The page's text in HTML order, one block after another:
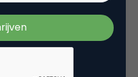
(potentiële)